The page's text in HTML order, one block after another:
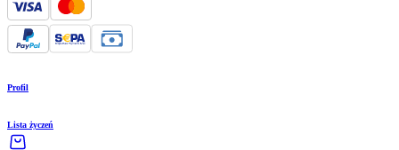
Profil
Lista życzeń